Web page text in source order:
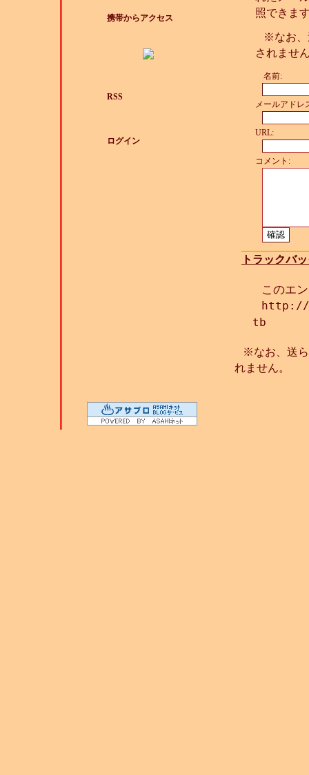
携帯からアクセス
RSS
ログイン
照できま
※なお、
されませ
名前:
メールアドレ
URL:
コメント:
トラックバ
このエ
http://
tb
※なお、送
れません。